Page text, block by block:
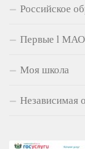
Российское
Первые l
Моя школа
Независимая